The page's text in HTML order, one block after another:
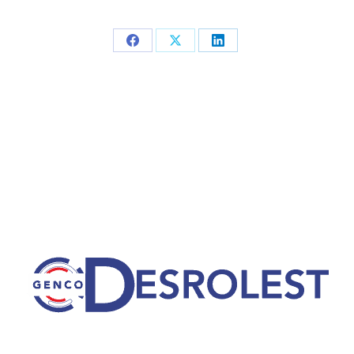
PartagerPartagerPartager